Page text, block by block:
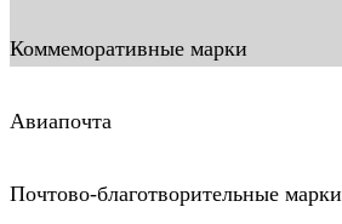
Коммеморативные марки
Авиапочта
Почтово-благотворительные марки